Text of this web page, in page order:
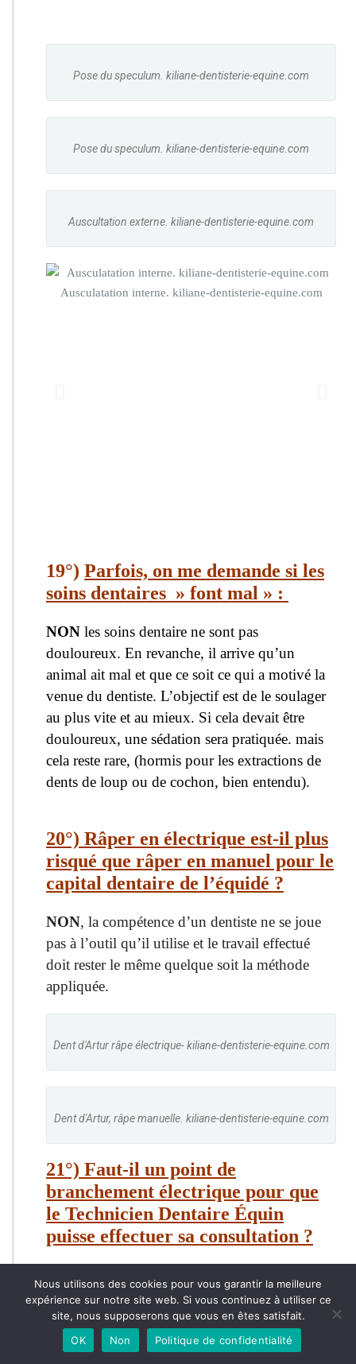
Pose du speculum. kiliane-dentisterie-equine.com
Pose du speculum. kiliane-dentisterie-equine.com
Auscultation externe. kiliane-dentisterie-equine.com
Ausculatation interne. kiliane-dentisterie-equine.com
19°) Parfois, on me demande si les
soins dentaires » font mal » :
NON les soins dentaire ne sont pas
douloureux. En revanche, il arrive qu’un
animal ait mal et que ce soit ce qui a motivé la
venue du dentiste. L’objectif est de le soulager
au plus vite et au mieux. Si cela devait être
douloureux, une sédation sera pratiquée. mais
cela reste rare, (hormis pour les extractions de
dents de loup ou de cochon, bien entendu).
20°) Râper en électrique est-il plus
risqué que râper en manuel pour le
capital dentaire de l’équidé ?
NON, la compétence d’un dentiste ne se joue
pas à l’outil qu’il utilise et le travail effectué
doit rester le même quelque soit la méthode
appliquée.
Dent d'Artur râpe électrique- kiliane-dentisterie-equine.com
Dent d'Artur, râpe manuelle. kiliane-dentisterie-equine.com
21°) Faut-il un point de
branchement électrique pour que
le Technicien Dentaire Équin
puisse effectuer sa consultation ?
batterie portable, accrochée à la ceinture ou
dans le dos, et qui ne nécessite pas de
branchement électrique. Cependant, certains
Nous utilisons des cookies pour vous garantir la meilleure
expérience sur notre site web. Si vous continuez à utiliser ce
site, nous supposerons que vous en êtes satisfait.
OK
Non Politique de confidentialité